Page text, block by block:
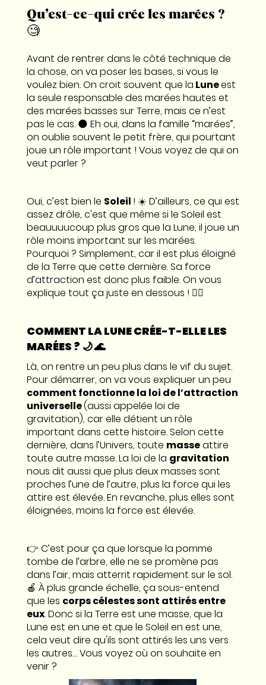
Qu’est-ce-qui crée les marées ?
🧐
Avant de rentrer dans le côté technique de
la chose, on va poser les bases, si vous le
voulez bien. On croit souvent que la Luneest
la seule responsable des marées hautes et
des marées basses sur Terre, mais ce n’est
pas le cas. 🌑 Eh oui, dans la famille “marées”,
on oublie souvent le petit frère, qui pourtant
joue un rôle important ! Vous voyez de qui on
veut parler ?
Oui, c’est bien le Soleil ! ☀️ D’ailleurs, ce qui est
assez drôle, c'est que même si le Soleil est
beauuuucoup plus gros que la Lune, il joue un
rôle moins important sur les marées.
Pourquoi ? Simplement, car il est plus éloigné
de la Terre que cette dernière. Sa force
d’attraction est donc plus faible. On vous
explique tout ça juste en dessous ! 👇🏼
COMMENT LA LUNE CRÉE-T-ELLE LES
MARÉES ? 🌙 🌊
Là, on rentre un peu plus dans le vif du sujet.
Pour démarrer, on va vous expliquer un peu
comment fonctionne la loi de l’attraction
universelle(aussi appelée loi de
gravitation), car elle détient un rôle
important dans cette histoire. Selon cette
dernière, dans l’Univers, toute masseattire
toute autre masse. La loi de la gravitation
nous dit aussi que plus deux masses sont
proches l’une de l’autre, plus la force qui les
attire est élevée. En revanche, plus elles sont
éloignées, moins la force est élevée.
👉 C’est pour ça que lorsque la pomme
tombe de l’arbre, elle ne se promène pas
dans l’air, mais atterrit rapidement sur le sol.
🍎 À plus grande échelle, ça sous-entend
que les corps célestes sont attirés entre
eux. Donc si la Terre est une masse, que la
Lune est en une et que le Soleil en est une,
cela veut dire qu'ils sont attirés les uns vers
les autres… Vous voyez où on souhaite en
venir ?